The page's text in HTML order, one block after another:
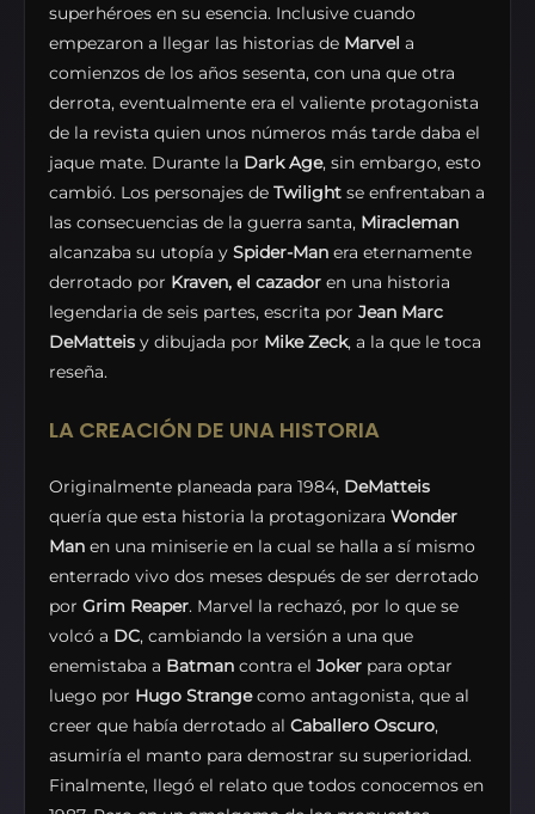
superhéroes en su esencia. Inclusive cuando
empezaron a llegar las historias de Marvel a
comienzos de los años sesenta, con una que otra
derrota, eventualmente era el valiente protagonista
de la revista quien unos números más tarde daba el
jaque mate. Durante la Dark Age, sin embargo, esto
cambió. Los personajes de Twilight se enfrentaban a
las consecuencias de la guerra santa, Miracleman
alcanzaba su utopía y Spider-Man era eternamente
derrotado por Kraven, el cazador en una historia
legendaria de seis partes, escrita por Jean Marc
DeMatteis y dibujada por Mike Zeck, a la que le toca
reseña.
LA CREACIÓN DE UNA HISTORIA
Originalmente planeada para 1984, DeMatteis
quería que esta historia la protagonizara Wonder
Man en una miniserie en la cual se halla a sí mismo
enterrado vivo dos meses después de ser derrotado
por Grim Reaper. Marvel la rechazó, por lo que se
volcó a DC, cambiando la versión a una que
enemistaba a Batman contra el Joker para optar
luego por Hugo Strangecomo antagonista, que al
creer que había derrotado al Caballero Oscuro,
asumiría el manto para demostrar su superioridad.
Finalmente, llegó el relato que todos conocemos en